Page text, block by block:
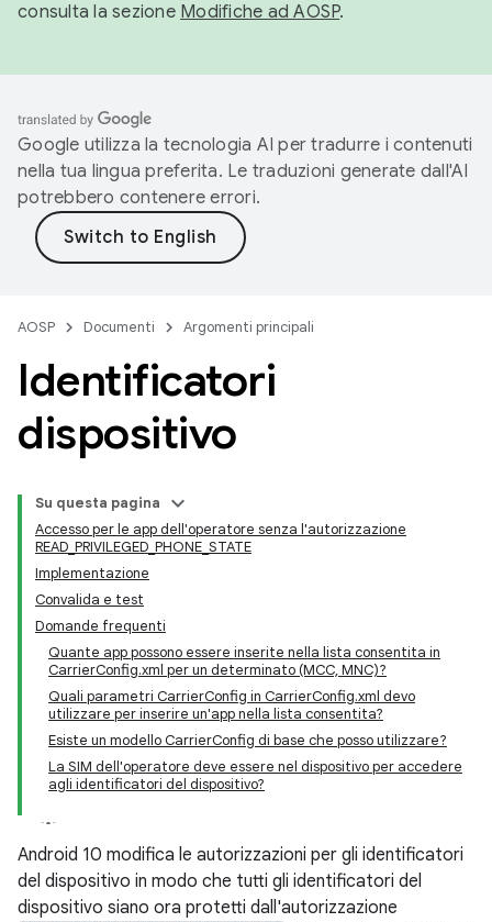
consulta la sezione Modifiche ad AOSP.
Google utilizza la tecnologia AI per tradurre i contenuti
nella tua lingua preferita. Le traduzioni generate dall'AI
potrebbero contenere errori.
AOSP Documenti Argomenti principali
Identificatori
dispositivo
Su questa pagina
Accesso per le app dell'operatore senza l'autorizzazione
READ_PRIVILEGED_PHONE_STATE
Implementazione
Convalida e test
Domande frequenti
Quante app possono essere inserite nella lista consentita in
CarrierConfig.xml per un determinato (MCC, MNC)?
Quali parametri CarrierConfig in CarrierConfig.xml devo
utilizzare per inserire un'app nella lista consentita?
Esiste un modello CarrierConfig di base che posso utilizzare?
La SIM dell'operatore deve essere nel dispositivo per accedere
agli identificatori del dispositivo?
Android 10 modifica le autorizzazioni per gli identificatori
del dispositivo in modo che tutti gli identificatori del
dispositivo siano ora protetti dall'autorizzazione